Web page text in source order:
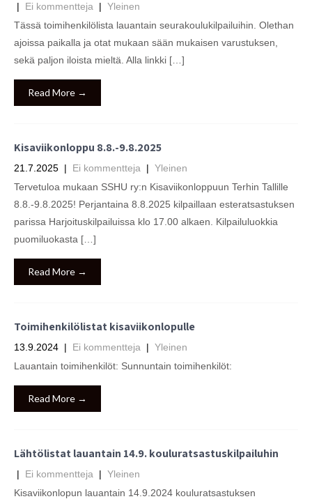
| Ei kommentteja | Yleinen
Tässä toimihenkilölista lauantain seurakoulukilpailuihin. Olethan
ajoissa paikalla ja otat mukaan sään mukaisen varustuksen,
sekä paljon iloista mieltä. Alla linkki […]
Read More →
Kisaviikonloppu 8.8.-9.8.2025
21.7.2025 | Ei kommentteja | Yleinen
Tervetuloa mukaan SSHU ry:n Kisaviikonloppuun Terhin Tallille
8.8.-9.8.2025! Perjantaina 8.8.2025 kilpaillaan esteratsastuksen
parissa Harjoituskilpailuissa klo 17.00 alkaen. Kilpailuluokkia
puomiluokasta […]
Read More →
Toimihenkilölistat kisaviikonlopulle
13.9.2024 | Ei kommentteja | Yleinen
Lauantain toimihenkilöt: Sunnuntain toimihenkilöt:
Read More →
Lähtölistat lauantain 14.9. kouluratsastuskilpailuhin
| Ei kommentteja | Yleinen
Kisaviikonlopun lauantain 14.9.2024 kouluratsastuksen